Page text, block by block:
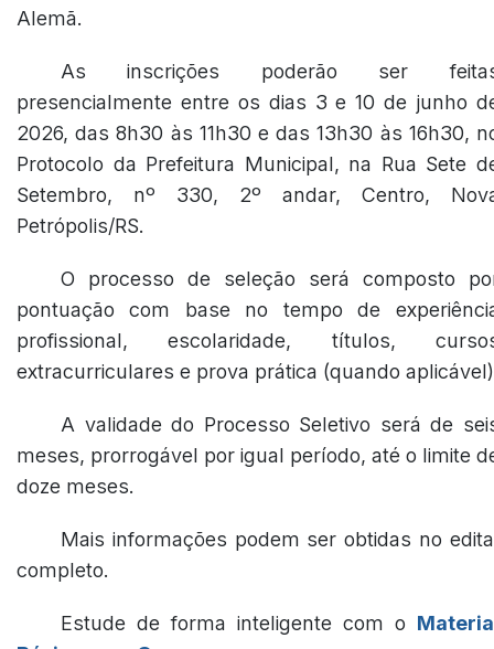
Alemã.
As inscrições poderão ser
presencialmente entre os dias 3 e 10 de junho
2026, das 8h30 às 11h30 e das 13h30 às 16h30,
Protocolo da Prefeitura Municipal, na Rua Sete
Setembro, nº 330, 2º andar, Centro,
Petrópolis/RS.
O processo de seleção será composto
pontuação com base no tempo de
profissional, escolaridade, títulos,
extracurriculares e prova prática (quando
A validade do Processo Seletivo será de
meses, prorrogável por igual período, até o limite
doze meses.
Mais informações podem ser obtidas no
completo.
Estude de forma inteligente com o